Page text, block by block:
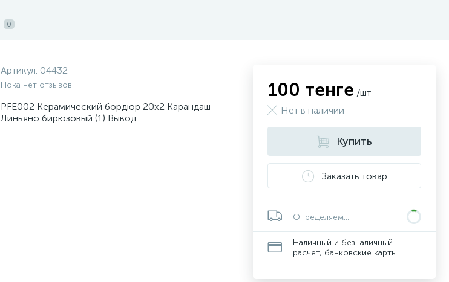
0
Артикул: 04432
Пока нет отзывов
PFE002 Керамический бордюр 20х2 Карандаш
Линьяно бирюзовый (1) Вывод
100 тенге /шт
Нет в наличии
Купить
Заказать товар
Определяем...
Наличный и безналичный
расчет, банковские карты